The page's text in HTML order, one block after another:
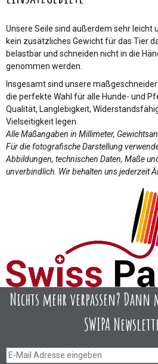
Unsere Seile sind außerdem sehr leicht
kein zusätzliches Gewicht für das Tier
belastbar und schneiden nicht in die
genommen werden.
Insgesamt sind unsere
die perfekte Wahl für alle Hunde- und
Qualität, Langlebigkeit,
Vielseitigkeit legen.
Alle Maßangaben in Millimeter,
Für die fotografische Darstellung
Abbildungen, technischen Daten, Maße
unverbindlich. Wir behalten uns jederzeit
Nichts mehr verpassen?
SWIPA